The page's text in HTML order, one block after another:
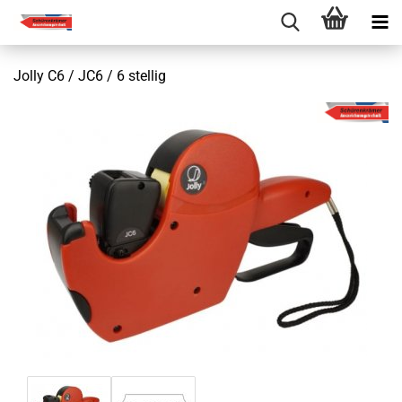
Jolly C6 / JC6 / 6 stellig